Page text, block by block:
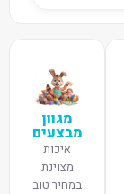
מגוון
מבצעים
איכות
מצוינת
במחיר טוב